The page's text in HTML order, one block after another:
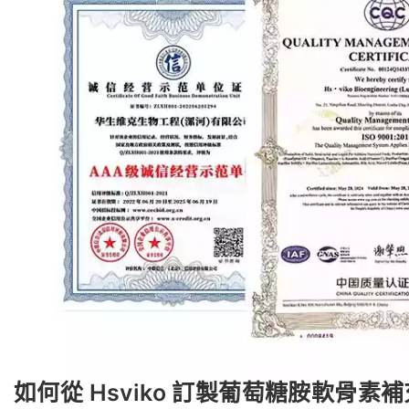
如何從 Hsviko 訂製葡萄糖胺軟骨素